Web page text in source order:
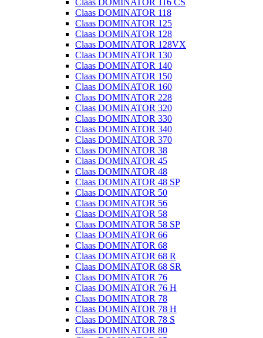
Claas DOMINATOR 116 CS
Claas DOMINATOR 118
Claas DOMINATOR 125
Claas DOMINATOR 128
Claas DOMINATOR 128VX
Claas DOMINATOR 130
Claas DOMINATOR 140
Claas DOMINATOR 150
Claas DOMINATOR 160
Claas DOMINATOR 228
Claas DOMINATOR 320
Claas DOMINATOR 330
Claas DOMINATOR 340
Claas DOMINATOR 370
Claas DOMINATOR 38
Claas DOMINATOR 45
Claas DOMINATOR 48
Claas DOMINATOR 48 SP
Claas DOMINATOR 50
Claas DOMINATOR 56
Claas DOMINATOR 58
Claas DOMINATOR 58 SP
Claas DOMINATOR 66
Claas DOMINATOR 68
Claas DOMINATOR 68 R
Claas DOMINATOR 68 SR
Claas DOMINATOR 76
Claas DOMINATOR 76 H
Claas DOMINATOR 78
Claas DOMINATOR 78 H
Claas DOMINATOR 78 S
Claas DOMINATOR 80